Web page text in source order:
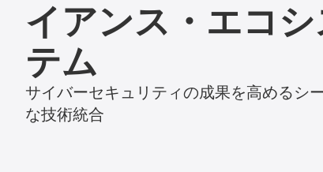
イアンス・エコシ
テム
サイバーセキュリティの成果を高めるシ
な技術統合